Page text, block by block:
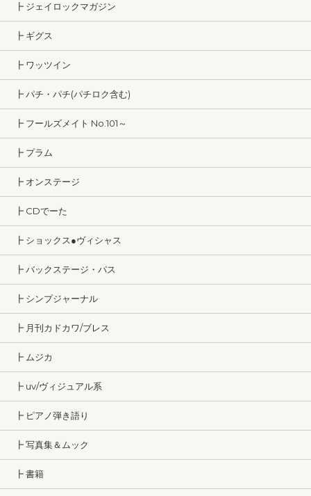
┣ ジェイロックマガジン
┣ ギグス
┣ ワッツイン
┣ パチ・パチ(パチロク含む)
┣ フールズメイト No.101～
┣ プラム
┣ オンステージ
┣ CDでーた
┣ ショックス●ヴィシャス
┣ バックステージ・パス
┣ シンプジャーナル
┣ 月刊カドカワ/ブレス
┣ ムジカ
┣ uv/ヴィジュアル系
┣ ピアノ弾き語り
┣ 写真集＆ムック
┣ 書籍